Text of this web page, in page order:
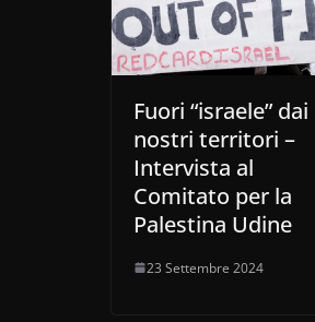
Fuori “israele” dai
nostri territori –
Intervista al
Comitato per la
Palestina Udine
23 Settembre 2024